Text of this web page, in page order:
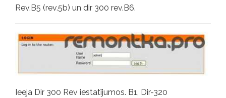
Rev.B5 (rev.5b) un dir 300 rev.B6.
Ieeja Dir 300 Rev iestatījumos. B1, Dir-320